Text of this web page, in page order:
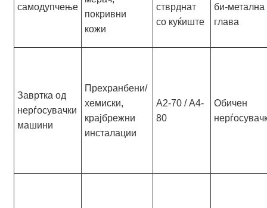
самодупчење
покривни
кожи
стврднат
со куќиште
би-метална
глава
Завртка од
нерѓосувачки
машини
Прехранбени/
хемиски,
крајбрежни
инсталации
А2-70 / А4-
80
Обичен